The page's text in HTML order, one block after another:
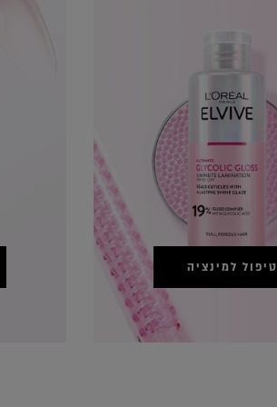
טיפול למינציה